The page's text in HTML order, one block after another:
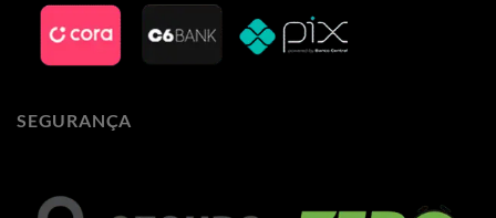
SEGURANÇA